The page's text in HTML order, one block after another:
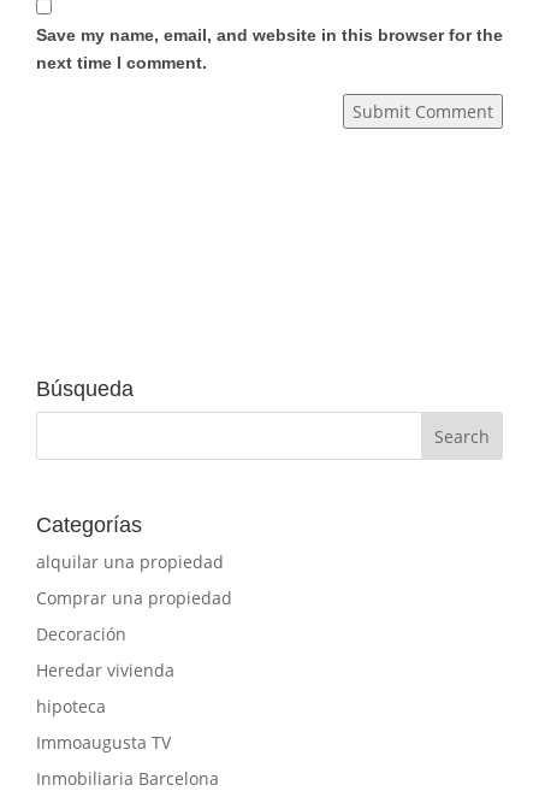
Save my name, email, and website in this browser for the
next time I comment.
Submit Comment
Búsqueda
Categorías
alquilar una propiedad
Comprar una propiedad
Decoración
Heredar vivienda
hipoteca
Immoaugusta TV
Inmobiliaria Barcelona